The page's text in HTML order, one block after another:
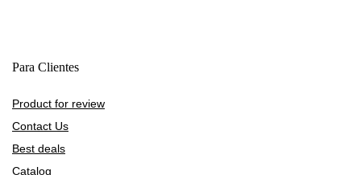
Para Clientes
Product for review
Contact Us
Best deals
Catalog